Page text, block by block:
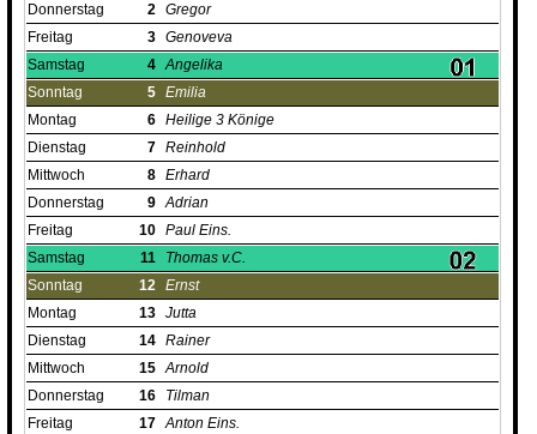
Donnerstag
2 Gregor
Freitag
3 Genoveva
Samstag
4 Angelika
Sonntag
5 Emilia
Montag
6 Heilige 3 Könige
Dienstag
7 Reinhold
Mittwoch
8 Erhard
Donnerstag
9 Adrian
Freitag
10 Paul Eins.
Samstag
11
Thomas v.C.
Sonntag
12 Ernst
Montag
13 Jutta
Dienstag
14 Rainer
Mittwoch
15 Arnold
Donnerstag
16
Tilman
Freitag
17 Anton Eins.